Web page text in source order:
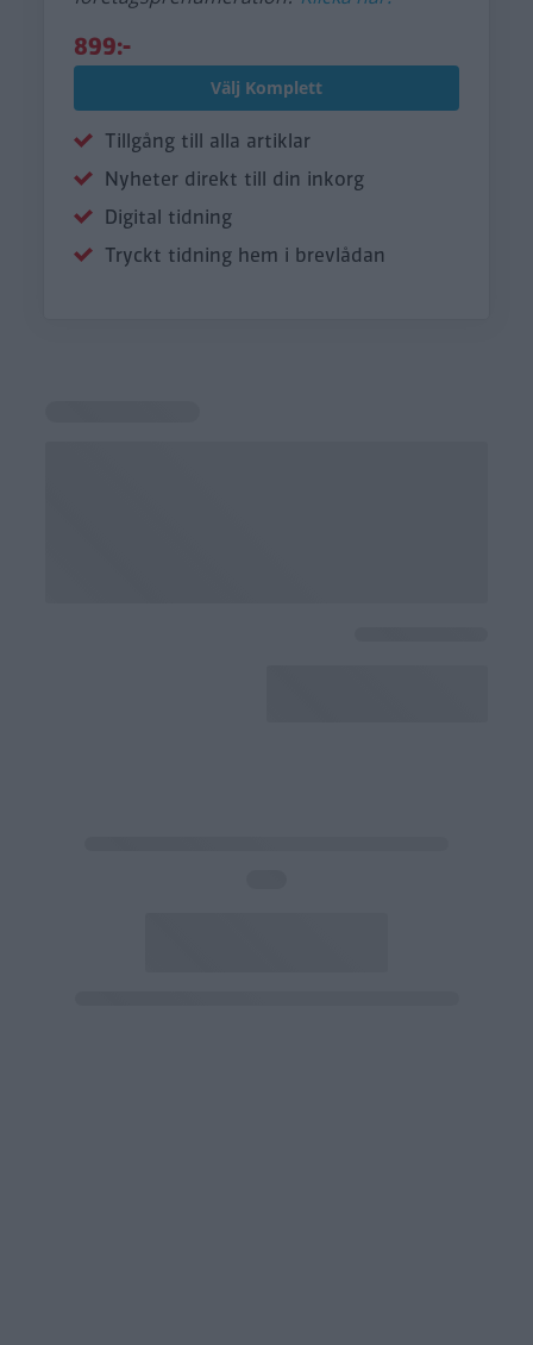
899:-
Välj Komplett
Tillgång till alla artiklar
Nyheter direkt till din inkorg
Digital tidning
Tryckt tidning hem i brevlådan